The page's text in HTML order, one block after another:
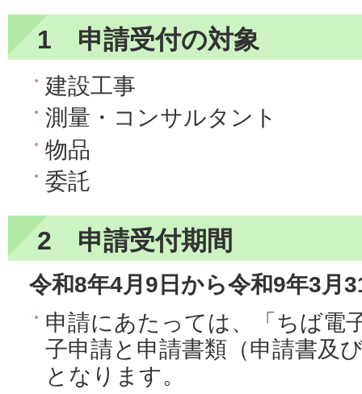
1 申請受付の対象
建設工事
測量・コンサルタント
物品
委託
2 申請受付期間
令和8年4月9日から令和9年3月
申請にあたっては、「ちば電
子申請と申請書類（申請書及
となります。